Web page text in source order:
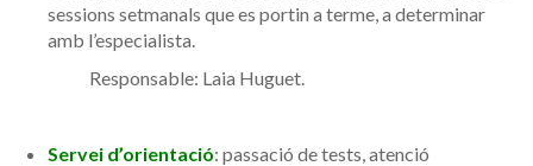
sessions setmanals que es portin a terme, a determinar
amb l’especialista.
Responsable: Laia Huguet.
Servei d’orientació: passació de tests, atenció